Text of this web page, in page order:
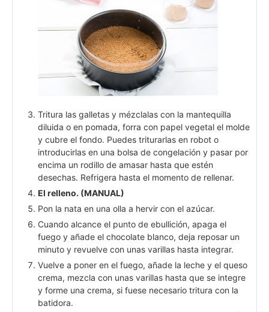
Tritura las galletas y mézclalas con la mantequilla
diluida o en pomada, forra con papel vegetal el molde
y cubre el fondo. Puedes triturarlas en robot o
introducirlas en una bolsa de congelación y pasar por
encima un rodillo de amasar hasta que estén
desechas. Refrigera hasta el momento de rellenar.
El relleno. (MANUAL)
Pon la nata en una olla a hervir con el azúcar.
Cuando alcance el punto de ebullición, apaga el
fuego y añade el chocolate blanco, deja reposar un
minuto y revuelve con unas varillas hasta integrar.
Vuelve a poner en el fuego, añade la leche y el queso
crema, mezcla con unas varillas hasta que se integre
y forme una crema, si fuese necesario tritura con la
batidora.